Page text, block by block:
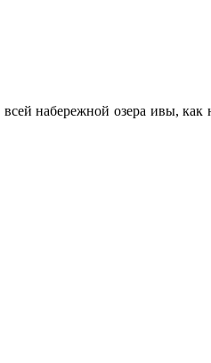
набережной озера ивы, как